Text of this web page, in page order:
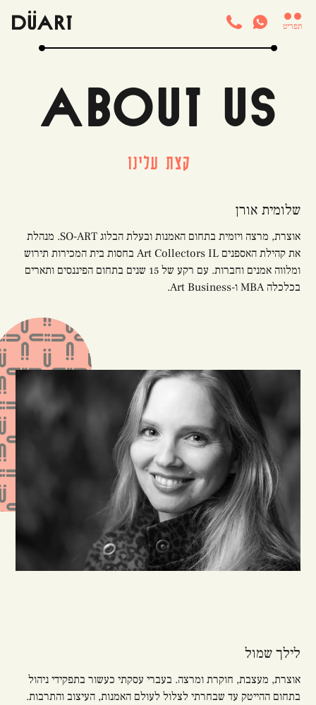
תפריט 

about us
קצת עלינו
שלומית אורן
אוצרת, מרצה ויזמית בתחום האמנות ובעלת הבלוג SO-ART. מנהלת
את קהילת האספנים Art Collectors IL בחסות בית המכירות תירוש
ומלווה אמנים וחברות. עם רקע של 15 שנים בתחום הפיננסים ותארים
בכלכלה MBA ו-Art Business.
לילך שמול
אוצרת, מעצבת, חוקרת ומרצה. בעברי עסקתי כעשור בתפקידי ניהול
בתחום ההייטק עד שבחרתי לצלול לעולם האמנות, העיצוב והתרבות.